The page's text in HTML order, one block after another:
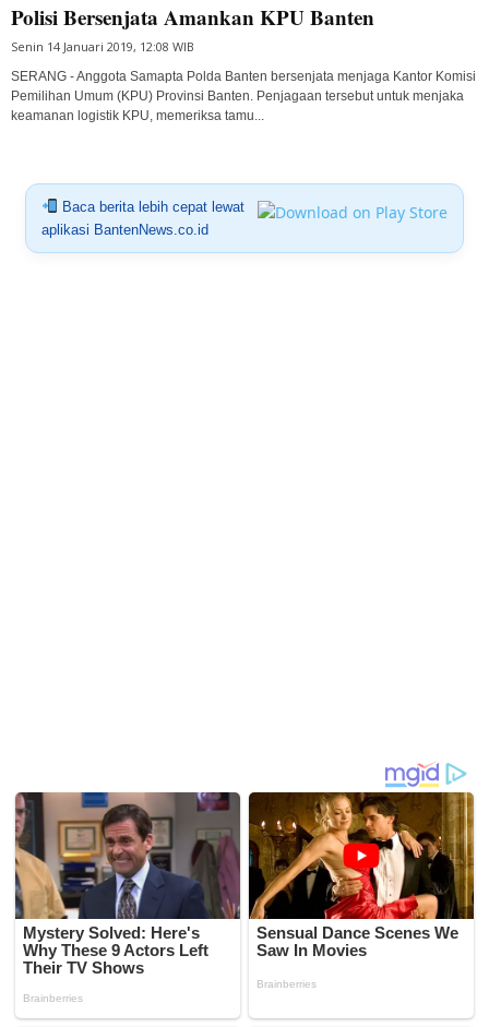
Polisi Bersenjata Amankan KPU Banten
Senin 14 Januari 2019, 12:08 WIB
SERANG - Anggota Samapta Polda Banten bersenjata menjaga Kantor Komisi
Pemilihan Umum (KPU) Provinsi Banten. Penjagaan tersebut untuk menjaka
keamanan logistik KPU, memeriksa tamu...
Baca berita lebih cepat lewat
aplikasi BantenNews.co.id